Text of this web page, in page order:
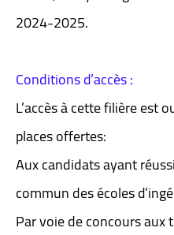
2024-2025.
Conditions d’accès :
L’accès à cette filière est
places offertes:
Aux candidats ayant
commun des écoles
Par voie de concours